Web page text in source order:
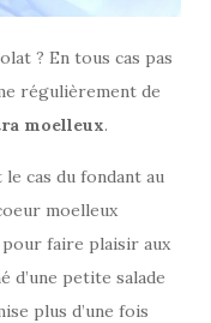
? En tous cas pas
régulièrement de
moelleux.
cas du fondant au
moelleux
pour faire plaisir aux
d’une petite salade
plus d’une fois